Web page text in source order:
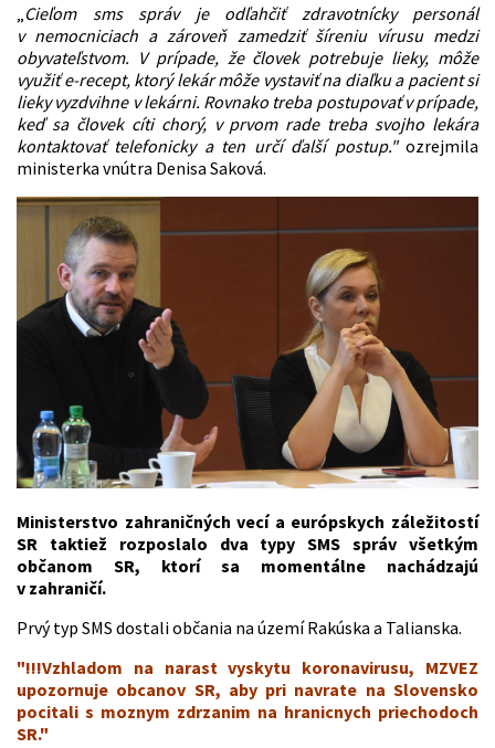
Cieľom sms správ je odľahčiť zdravotnícky personál
v nemocniciach a zároveň zamedziť šíreniu vírusu medzi
obyvateľstvom. V prípade, že človek potrebuje lieky, môže
využiť e-recept, ktorý lekár môže vystaviť na diaľku a pacient si
lieky vyzdvihne v lekárni. Rovnako treba postupovať v prípade,
keď sa človek cíti chorý, v prvom rade treba svojho lekára
kontaktovať telefonicky a ten určí ďalší postup."ozrejmila
ministerka vnútra Denisa Saková.
Ministerstvo zahraničných vecí a európskych záležitostí
SR taktiež rozposlalo dva typy SMS správ všetkým
občanom SR, ktorí sa momentálne nachádzajú
v zahraničí.
Prvý typ SMS dostali občania na území Rakúska a Talianska.
"!!!Vzhladom na narast vyskytu koronavirusu, MZVEZ
upozornuje obcanov SR, aby pri navrate na Slovensko
pocitali s moznym zdrzanim na hranicnych priechodoch
SR."